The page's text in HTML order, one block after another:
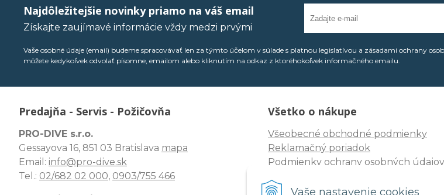
Vaše nastavenie cookies
Najdôležitejšie novinky priamo na váš email
Získajte zaujímavé informácie vždy medzi prvými
Vaše osobné údaje (email) budeme spracovávať len za týmto účelom v súlade s platnou legislatívou a zásadami ochrany
môžete kedykoľvek odvolať písomne, emailom alebo kliknutím na odkaz z ktoréhokoľvek informačného emailu.
Predajňa - Servis - Požičovňa
PRO-DIVE s.r.o.
Gessayova 16, 851 03 Bratislava mapa
Email: info@pro-dive.sk
Tel.: 02/682 02 000, 0903/755 466
Všetko o nákupe
Všeobecné obchodné podmienky
Reklamačný poriadok
Podmienky ochrany osobných údajov
Odstúpenie spotrebiteľa od zmluvy